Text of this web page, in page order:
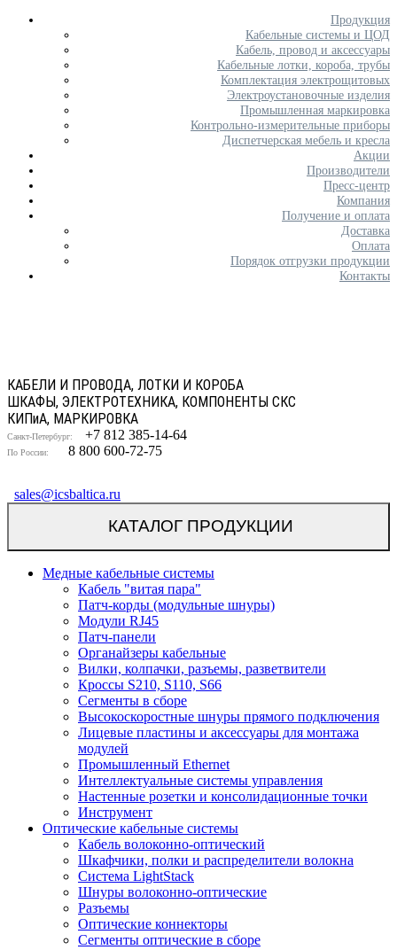
Продукция
Кабельные системы и ЦОД
Кабель, провод и аксессуары
Кабельные лотки, короба, трубы
Комплектация электрощитовых
Электроустановочные изделия
Промышленная маркировка
Контрольно-измерительные приборы
Диспетчерская мебель и кресла
Акции
Производители
Пресс-центр
Компания
Получение и оплата
Доставка
Оплата
Порядок отгрузки продукции
Контакты
КАБЕЛИ И ПРОВОДА, ЛОТКИ И КОРОБА
ШКАФЫ, ЭЛЕКТРОТЕХНИКА, КОМПОНЕНТЫ СКС
КИПиА, МАРКИРОВКА
Санкт-Петербург: +7 812 385-14-64
По России: 8 800 600-72-75
sales@icsbaltica.ru
КАТАЛОГ ПРОДУКЦИИ
Медные кабельные системы
Кабель "витая пара"
Патч-корды (модульные шнуры)
Модули RJ45
Патч-панели
Органайзеры кабельные
Вилки, колпачки, разъемы, разветвители
Кроссы S210, S110, S66
Сегменты в сборе
Высокоскоростные шнуры прямого подключения
Лицевые пластины и аксессуары для монтажа
модулей
Промышленный Ethernet
Интеллектуальные системы управления
Настенные розетки и консолидационные точки
Инструмент
Оптические кабельные системы
Кабель волоконно-оптический
Шкафчики, полки и распределители волокна
Система LightStack
Шнуры волоконно-оптические
Разъемы
Оптические коннекторы
Сегменты оптические в сборе